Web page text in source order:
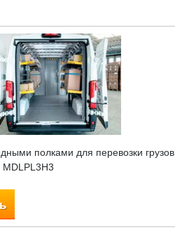
полками для перевозки грузов
MDLPL3H3